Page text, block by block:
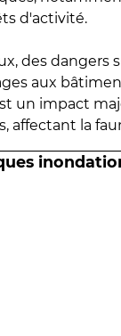
d'activité.
des
aux
un impact
affectant la